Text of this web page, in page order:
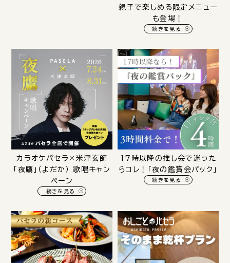
親子で楽しめる限定メニュー
も登場！
続きを見る
カラオケパセラ×米津玄師
「夜鷹」（よだか） 歌唱キャン
ペーン
続きを見る
17時以降の推し会で迷った
らコレ！「夜の鑑賞会パック」
続きを見る